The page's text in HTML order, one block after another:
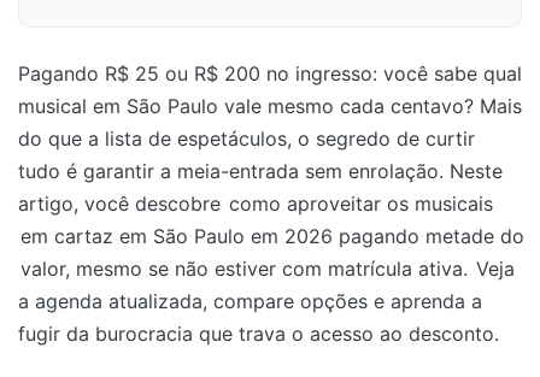
Pagando R$ 25 ou R$ 200 no ingresso: você sabe qual
musical em São Paulo vale mesmo cada centavo? Mais
do que a lista de espetáculos, o segredo de curtir
tudo é garantir a meia-entrada sem enrolação. Neste
artigo, você descobre como aproveitar os musicais
em cartaz em São Paulo em 2026 pagando metade do
valor, mesmo se não estiver com matrícula ativa. Veja
a agenda atualizada, compare opções e aprenda a
fugir da burocracia que trava o acesso ao desconto.